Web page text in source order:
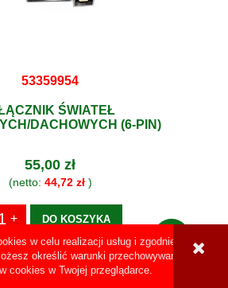
w celu realizacji usług i zgodnie z
określić warunki przechowywania
cookies w Twojej przeglądarce.
53359954
ŚWIATEŁ
DACHOWYCH (6-PIN)
55,00 zł
(netto: 44,72 zł)
DO KOSZYKA